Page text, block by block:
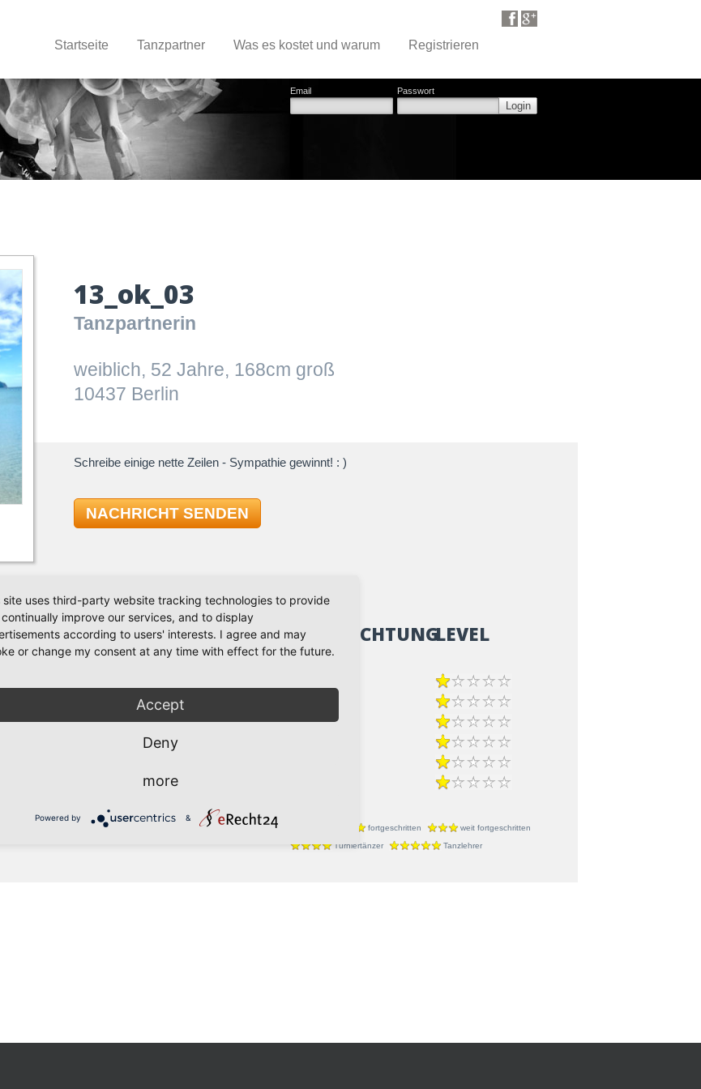
Startseite Tanzpartner Was es kostet und warum Registrieren
Email Passwort
Login
13_ok_03
Tanzpartnerin
weiblich, 52 Jahre, 168cm groß
10437 Berlin
Schreibe einige nette Zeilen - Sympathie gewinnt! : )
NACHRICHT SENDEN
Ich habe vor ein paar Jahren 2-3 mal einen
einer Tanzschule anmelden. Ich würde gerne
besuchen wollen. Bin aber auch für andere
TANZRICHTUNG
Bachata
LEVEL
fortgeschritten
weit fortgeschritten
Turniertänzer
Tanzlehrer
site uses third-party website tracking technologies to provide
improve our services, and to display
according to users' interests. I agree and may
or change my consent at any time with effect for the future.
Accept
Deny
more
Powered by &